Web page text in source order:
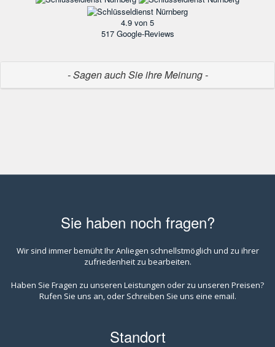
4.9 von 5
517Google-Reviews
- Sagen auch Sie ihre Meinung -
Sie haben noch fragen?
Wir sind immer bemüht Ihr Anliegen schnellstmöglich und zu ihrer
zufriedenheit zu bearbeiten.
Haben Sie Fragen zu unseren Leistungen oder zu unseren Preisen?
Rufen Sie uns an, oder Schreiben Sie uns eine email.
Standort